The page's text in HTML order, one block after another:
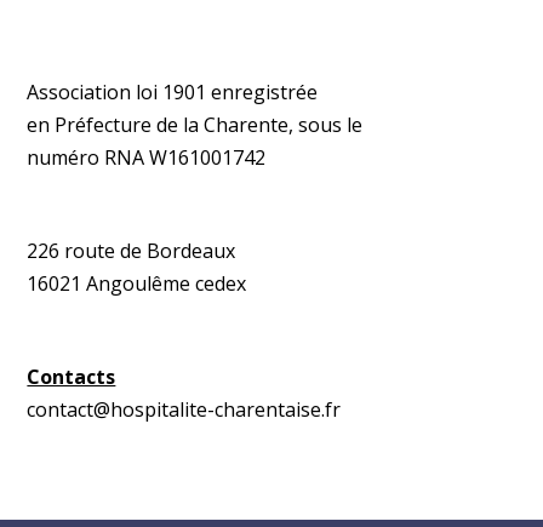
Association loi 1901 enregistrée
en Préfecture de la Charente, sous le
numéro RNA W161001742
226 route de Bordeaux
16021 Angoulême cedex
Contacts
contact@hospitalite-charentaise.fr